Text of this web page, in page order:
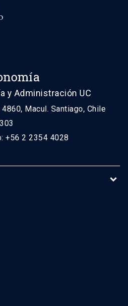
y Administración UC
Macul. Santiago, Chile
+56 2 2354 4028